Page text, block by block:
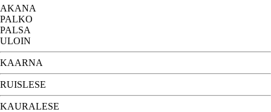
AKANA
PALKO
PALSA
ULOIN
KAARNA
RUISLESE
KAURALESE